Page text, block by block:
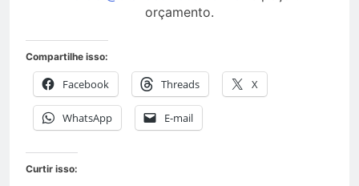
orçamento.
Compartilhe isso:
Facebook Threads X
WhatsApp E-mail
Curtir isso: